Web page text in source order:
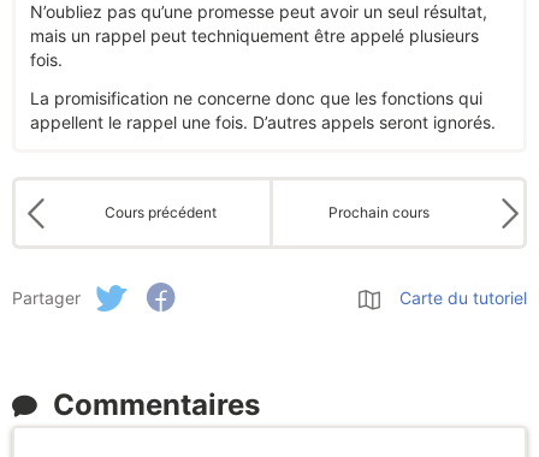
N’oubliez pas qu’une promesse peut avoir un seul résultat,
mais un rappel peut techniquement être appelé plusieurs
fois.
La promisification ne concerne donc que les fonctions qui
appellent le rappel une fois. D’autres appels seront ignorés.
Cours précédent Prochain cours
Partager Carte du tutoriel
Commentaires